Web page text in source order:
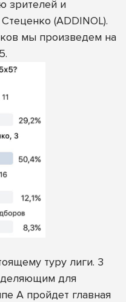
зрителей и
(ADDINOL).
мы произведем на
туру лиги. 3
для
А пройдет главная